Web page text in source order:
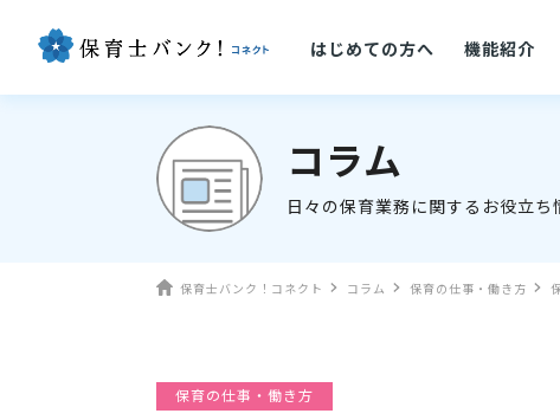
はじめての方へ 機能紹介
コラム
日々の保育業務に関するお役立ち
保育士バンク！コネクト コラム 保育の仕事・働き方
保育の仕事・働き方